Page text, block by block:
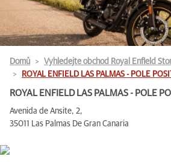
Domů Vyhledejte obchod Royal Enfield
ROYAL ENFIELD LAS PALMAS - POLE
ROYAL ENFIELD LAS PALMAS - POLE
Avenida de Ansite, 2,
35011 Las Palmas De Gran Canaria